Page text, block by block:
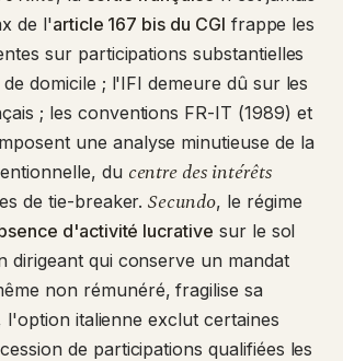
de l'article 167 bis du CGI frappe les
sur participations substantielles
domicile ; l'IFI demeure dû sur les
; les conventions FR-IT (1989) et
une analyse minutieuse de la
du centre des intérêts
de tie-breaker.Secundo, le régime
d'activité lucrative sur le sol
dirigeant qui conserve un mandat
non rémunéré, fragilise sa
l'option italienne exclut certaines
de participations qualifiées les